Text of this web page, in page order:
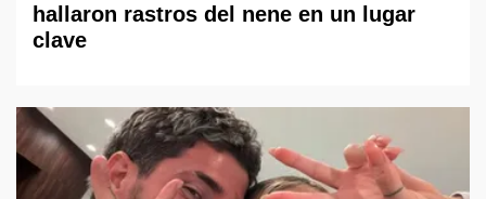
hallaron rastros del nene en un lugar
clave